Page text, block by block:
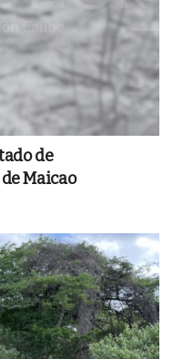
de
Maicao